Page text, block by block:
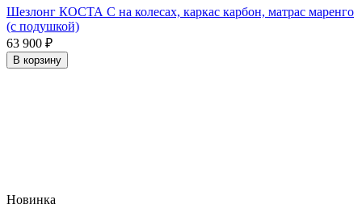
Шезлонг КОСТА С на колесах, каркас карбон, матрас маренго
(с подушкой)
63 900 ₽
В корзину
Новинка